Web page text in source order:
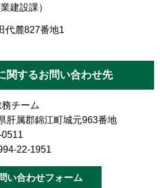
建設課）
代麓827番地1
関するお問い合わせ先
チーム
肝属郡錦江町城元963番地
22-1951